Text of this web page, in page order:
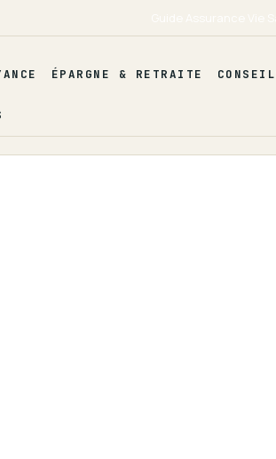
ÉPARGNE & RETRAITE